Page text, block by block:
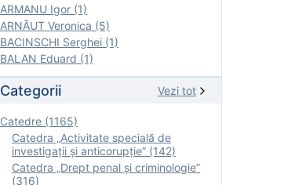
ARMANU Igor (1)
ARNĂUT Veronica (5)
BACINSCHI Serghei (1)
BALAN Eduard (1)
Categorii Vezi tot
Catedre (1165)
Catedra „Activitate specială de
investigaţii şi anticorupție” (142)
Catedra „Drept penal și criminologie”
(316)